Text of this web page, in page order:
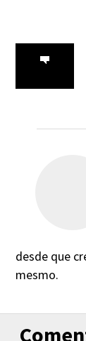
desde que
mesmo.